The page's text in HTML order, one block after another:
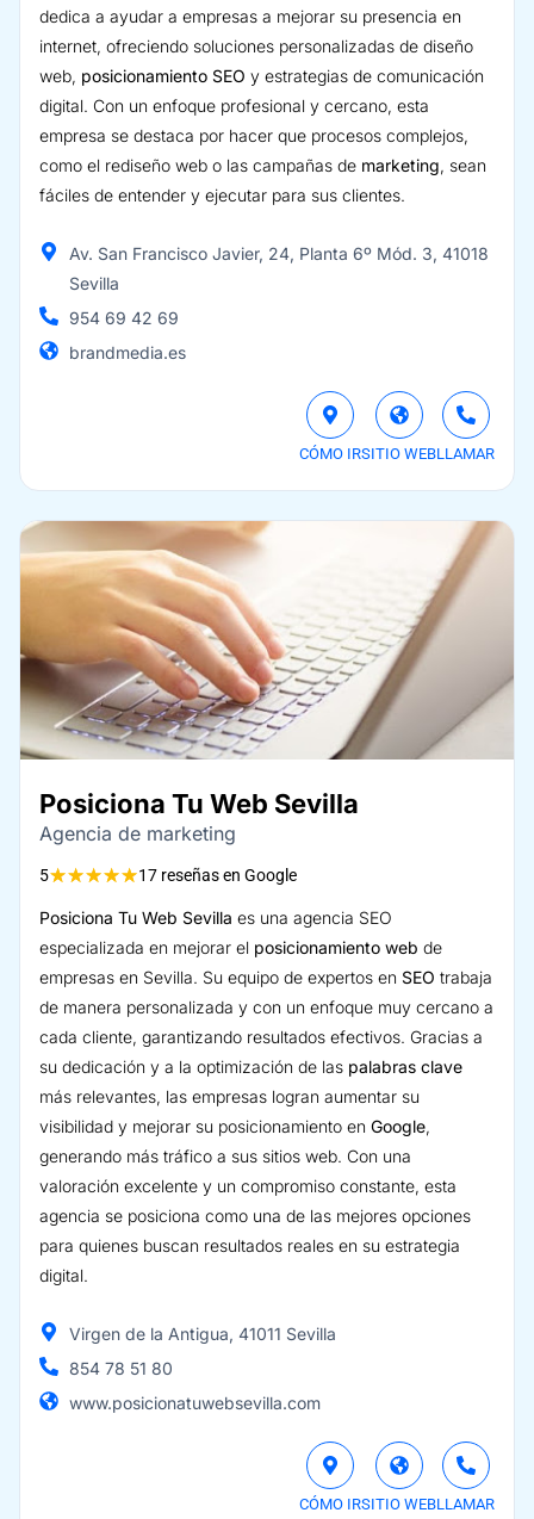
dedica a ayudar a empresas a mejorar su presencia en
internet, ofreciendo soluciones personalizadas de diseño
web, posicionamiento SEO y estrategias de comunicación
digital. Con un enfoque profesional y cercano, esta
empresa se destaca por hacer que procesos complejos,
como el rediseño web o las campañas de marketing, sean
fáciles de entender y ejecutar para sus clientes.
Av. San Francisco Javier, 24, Planta 6º Mód. 3, 41018
Sevilla
954 69 42 69
brandmedia.es
CÓMO IRSITIO WEBLLAMAR
Posiciona Tu Web Sevilla
Agencia de marketing
5★★★★★17 reseñas en Google
Posiciona Tu Web Sevilla es una agencia SEO
especializada en mejorar el posicionamiento web de
empresas en Sevilla. Su equipo de expertos en SEO trabaja
de manera personalizada y con un enfoque muy cercano a
cada cliente, garantizando resultados efectivos. Gracias a
su dedicación y a la optimización de las palabras clave
más relevantes, las empresas logran aumentar su
visibilidad y mejorar su posicionamiento en Google,
generando más tráfico a sus sitios web. Con una
valoración excelente y un compromiso constante, esta
agencia se posiciona como una de las mejores opciones
para quienes buscan resultados reales en su estrategia
digital.
Virgen de la Antigua, 41011 Sevilla
854 78 51 80
www.posicionatuwebsevilla.com
CÓMO IRSITIO WEBLLAMAR